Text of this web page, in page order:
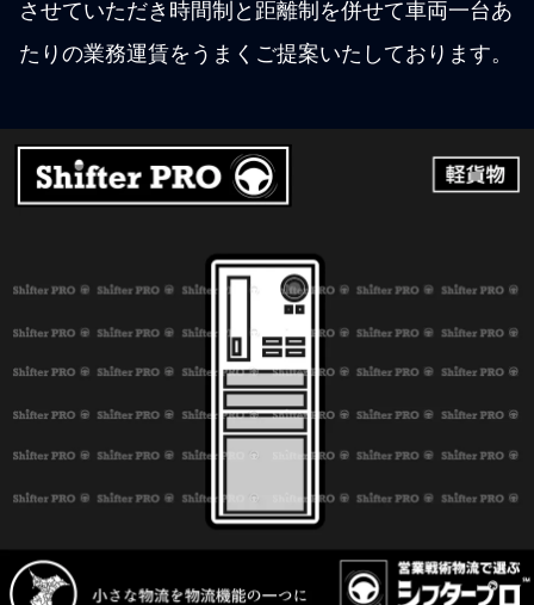
させていただき時間制と距離制を併せて車両一台あ
たりの業務運賃をうまくご提案いたしております。